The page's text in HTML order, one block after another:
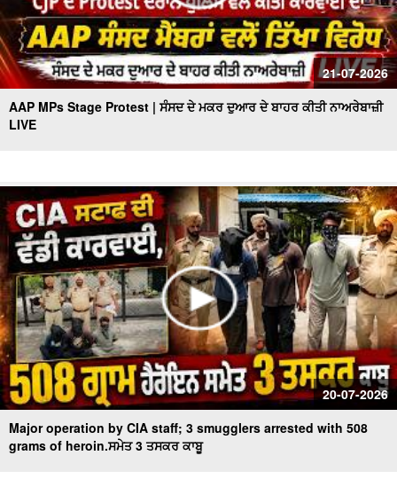
21-07-2026
AAP MPs Stage Protest | ਸੰਸਦ ਦੇ ਮਕਰ ਦੁਆਰ ਦੇ ਬਾਹਰ ਕੀਤੀ ਨਾਅਰੇਬਾਜ਼ੀ
LIVE
20-07-2026
Major operation by CIA staff; 3 smugglers arrested with 508
grams of heroin.ਸਮੇਤ 3 ਤਸਕਰ ਕਾਬੂ